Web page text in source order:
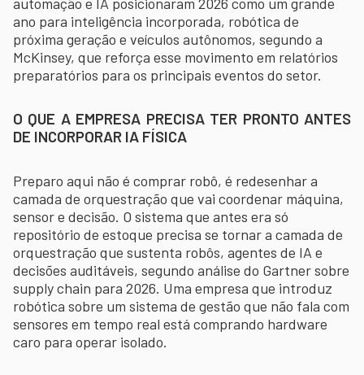
ano para inteligência incorporada, robótica de
próxima geração e veículos autônomos, segundo a
McKinsey, que reforça esse movimento em relatórios
preparatórios para os principais eventos do setor.
O QUE A EMPRESA PRECISA TER PRONTO ANTES
DE INCORPORAR IA FÍSICA
Preparo aqui não é comprar robô, é redesenhar a
camada de orquestração que vai coordenar máquina,
sensor e decisão. O sistema que antes era só
repositório de estoque precisa se tornar a camada de
orquestração que sustenta robôs, agentes de IA e
decisões auditáveis, segundo análise do Gartner sobre
supply chain para 2026. Uma empresa que introduz
robótica sobre um sistema de gestão que não fala com
sensores em tempo real está comprando hardware
caro para operar isolado.